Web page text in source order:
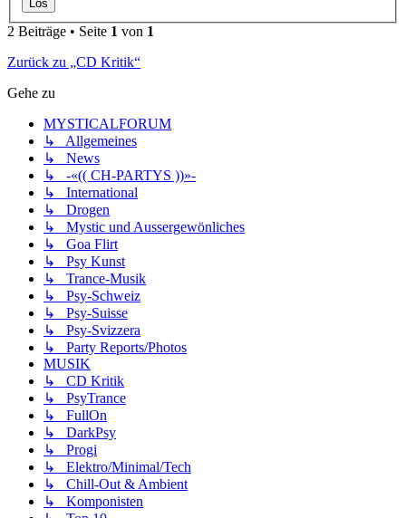
2 Beiträge • Seite 1 von 1
Zurück zu „CD Kritik“
Gehe zu
MYSTICALFORUM
↳ Allgemeines
↳ News
↳ -«(( CH-PARTYS ))»-
↳ International
↳ Drogen
↳ Mystic und Aussergewönliches
↳ Goa Flirt
↳ Psy Kunst
↳ Trance-Musik
↳ Psy-Schweiz
↳ Psy-Suisse
↳ Psy-Svizzera
↳ Party Reports/Photos
MUSIK
↳ CD Kritik
↳ PsyTrance
↳ FullOn
↳ DarkPsy
↳ Progi
↳ Elektro/Minimal/Tech
↳ Chill-Out & Ambient
↳ Komponisten